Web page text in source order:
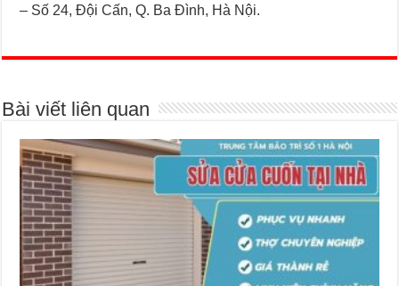
– Số 24, Đội Cấn, Q. Ba Đình, Hà Nội.
Bài viết liên quan